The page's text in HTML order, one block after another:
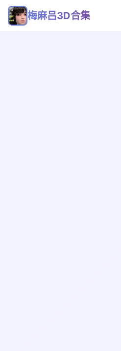
梅麻吕3D合集